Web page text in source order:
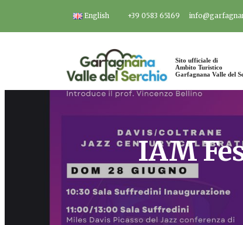
contenuto
English +39 0583 65169
Sito ufficiale di
Ambito Turistico
Garfagnana Valle del
IAM